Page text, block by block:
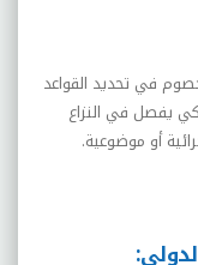
في تحديد القواعد
يفصل في النزاع
أو موضوعية.